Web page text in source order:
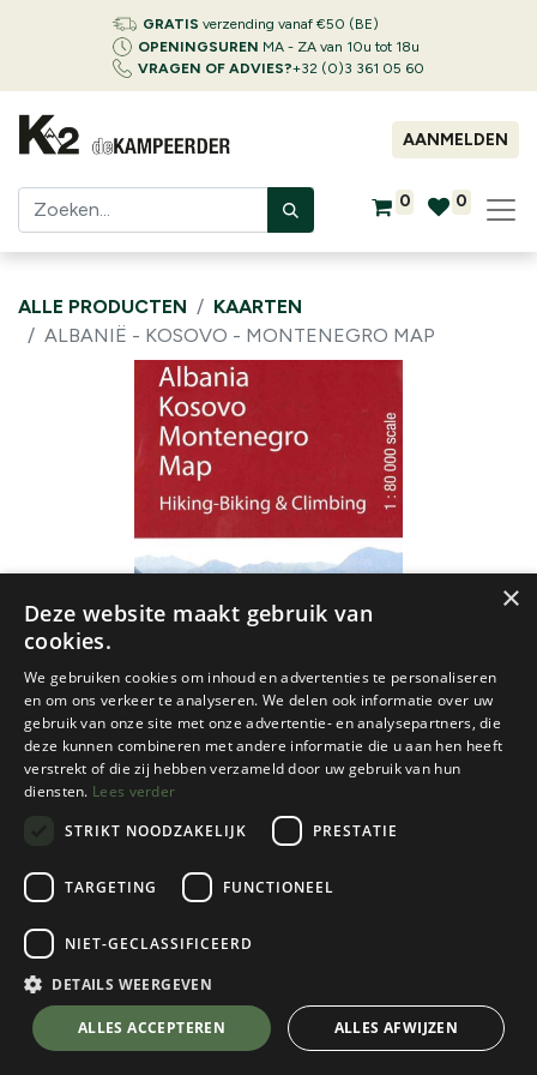
GRATIS verzending vanaf €50 (BE)
OPENINGSUREN MA - ZA van 10u tot 18u
VRAGEN OF ADVIES?+32 (0)3 361 05 60
AANMELDEN
0 0
ALLE PRODUCTEN
KAARTEN
ALBANIË - KOSOVO - MONTENEGRO MAP
Huber Verlag
Albanië - Kosovo - Montenegro Map
€11,95
💬 Stel je vraag over dit product via WhatsApp
×
Deze website maakt gebruik van
cookies.
We gebruiken cookies om inhoud en advertenties te personaliseren
en om ons verkeer te analyseren. We delen ook informatie over uw
gebruik van onze site met onze advertentie- en analysepartners, die
deze kunnen combineren met andere informatie die u aan hen heeft
verstrekt of die zij hebben verzameld door uw gebruik van hun
diensten. Lees verder
STRIKT NOODZAKELIJK
PRESTATIE
TARGETING FUNCTIONEEL
NIET-GECLASSIFICEERD
DETAILS WEERGEVEN
ALLES ACCEPTEREN ALLES AFWIJZEN